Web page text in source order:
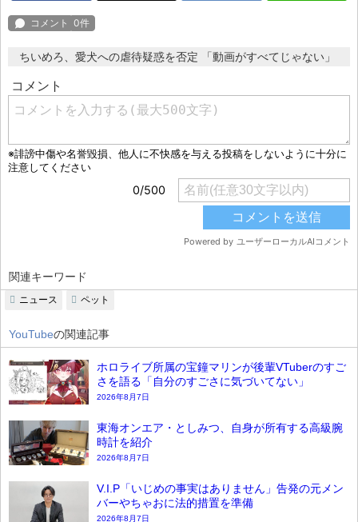
ちいめろ、愛犬への虐待疑惑を否定 「動画がすべてじゃない」
関連キーワード
ニュース ペット
YouTubeの関連記事
ホロライブ所属の宝鐘マリンが後輩VTuberのすご
さを語る「自分のすごさに気づいてない」
2026年8月7日
東海オンエア・としみつ、自身が所有する高級腕
時計を紹介
2026年8月7日
V.I.P「いじめの事実はありません」告発の元メン
バーやちゃおに法的措置を準備
2026年8月7日